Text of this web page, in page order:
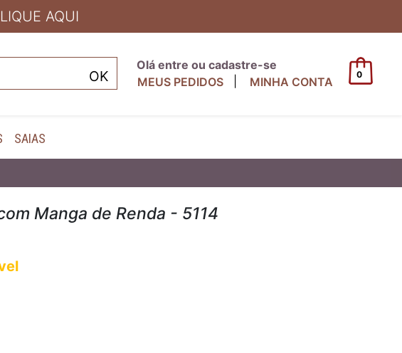
AQUI
Olá entre ou cadastre-se
MEUS PEDIDOS
MINHA CONTA
0
SAIAS
Manga de Renda - 5114